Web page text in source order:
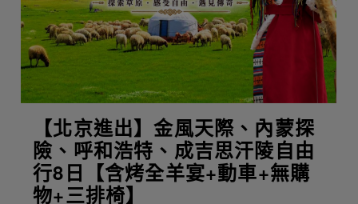
【北京進出】金風天際、內蒙探
險、呼和浩特、成吉思汗陵自由
行8日【含烤全羊宴+動車+無購
物+三排椅】